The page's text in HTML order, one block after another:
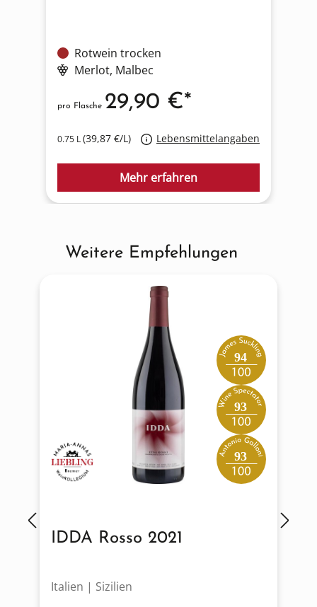
Rotwein trocken
Merlot, Malbec
0.75 L(39,87 €/L) Lebensmittelangaben
pro Flasche 29,90 €*
Mehr erfahren
Produktgalerie überspringen
Weitere Empfehlungen
94
93
93
IDDA Rosso 2021
Italien | Sizilien